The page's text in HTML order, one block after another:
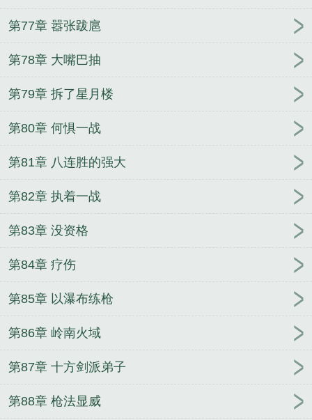
第77章 嚣张跋扈
第78章 大嘴巴抽
第79章 拆了星月楼
第80章 何惧一战
第81章 八连胜的强大
第82章 执着一战
第83章 没资格
第84章 疗伤
第85章 以瀑布练枪
第86章 岭南火域
第87章 十方剑派弟子
第88章 枪法显威